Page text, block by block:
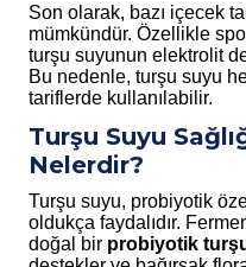
Son olarak, bazı içecek
mümkündür. Özellikle
turşu suyunun elektrolit
Bu nedenle, turşu suyu
tariflerde kullanılabilir.
Turşu Suyu
Nelerdir?
Turşu suyu, probiyotik
oldukça faydalıdır.
doğal bir probiyotik